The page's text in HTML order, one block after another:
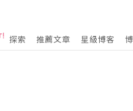
探索 推薦文章 星級博客